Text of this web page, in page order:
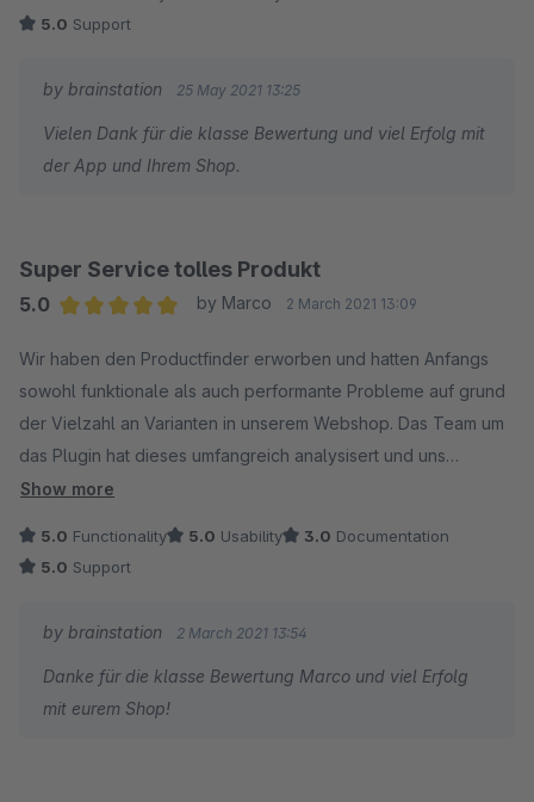
5.0 Support
by brainstation 25 May 2021 13:25
Vielen Dank für die klasse Bewertung und viel Erfolg mit
der App und Ihrem Shop.
Super Service tolles Produkt
5.0
by Marco 2 March 2021 13:09
Wir haben den Productfinder erworben und hatten Anfangs
sowohl funktionale als auch performante Probleme auf grund
der Vielzahl an Varianten in unserem Webshop. Das Team um
das Plugin hat dieses umfangreich analysisert und uns
kontinuierlich unterstützt das Plugin richtig zu implementieren
sowohl die Funktionalität als auch Performance merklich
Show more
5.0 Functionality 5.0 Usability 3.0 Documentation
5.0 Support
by brainstation 2 March 2021 13:54
Danke für die klasse Bewertung Marco und viel Erfolg
mit eurem Shop!